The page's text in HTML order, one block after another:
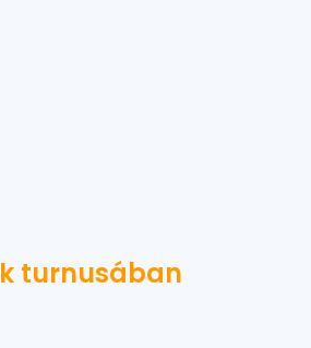
turnusában